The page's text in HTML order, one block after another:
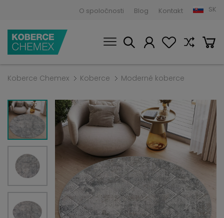
O spoločnosti Blog Kontakt SK
Koberce Chemex Koberce Moderné koberce